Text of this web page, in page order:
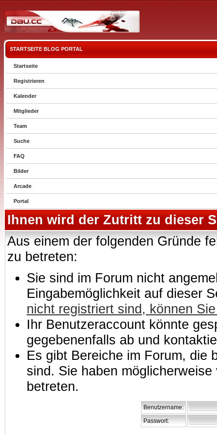
STARTSEITE BLOG PORTAL
Startseite
Registrieren
Kalender
Mitglieder
Team
Suche
FAQ
Bilder
Arcade
Portal
Ihnen wird der Zutritt zu dieser
Aus einem der folgenden Gründe
zu betreten:
Sie sind im Forum nicht
Eingabemöglichkeit auf dieser
nicht registriert sind, können
Ihr Benutzeraccount könnte
gegebenenfalls ab und
Es gibt Bereiche im Forum, die
sind. Sie haben
betreten.
Benutzername:
Passwort: